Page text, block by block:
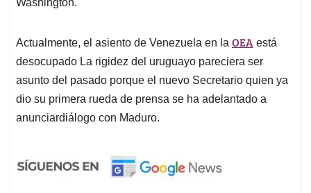
Washington.
Actualmente, el asiento de Venezuela en la OEA está
desocupado La rigidez del uruguayo pareciera ser
asunto del pasado porque el nuevo Secretario quien ya
dio su primera rueda de prensa se ha adelantado a
anunciardiálogo con Maduro.